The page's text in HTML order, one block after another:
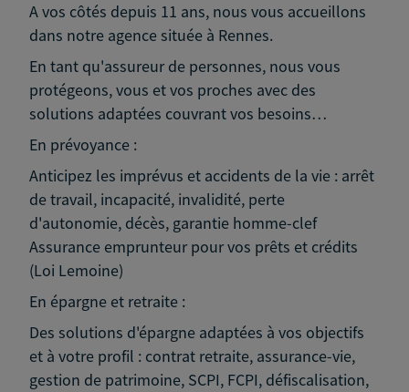
A vos côtés depuis 11 ans, nous vous accueillons
dans notre agence située à Rennes.
En tant qu'assureur de personnes, nous vous
protégeons, vous et vos proches avec des
solutions adaptées couvrant vos besoins…
En prévoyance :
Anticipez les imprévus et accidents de la vie : arrêt
de travail, incapacité, invalidité, perte
d'autonomie, décès, garantie homme-clef
Assurance emprunteur pour vos prêts et crédits
(Loi Lemoine)
En épargne et retraite :
Des solutions d'épargne adaptées à vos objectifs
et à votre profil : contrat retraite, assurance-vie,
gestion de patrimoine, SCPI, FCPI, défiscalisation,